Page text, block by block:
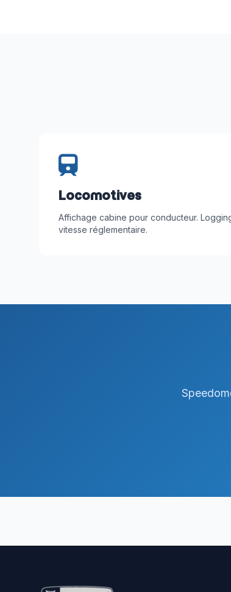
Locomotives
Affichage cabine pour conducteur.
vitesse réglementaire.